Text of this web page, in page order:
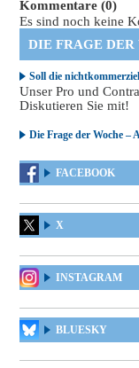
Kommentare (0)
Es sind noch keine
DIE FRAGE DER
Soll die
Unser Pro und
Diskutieren Sie mit!
Die Frage der Woche –
FACEBOOK
X
INSTAGRAM
BLUESKY